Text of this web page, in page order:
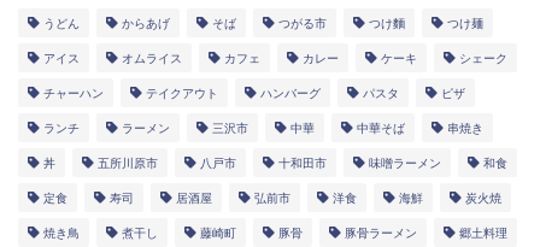
うどん からあげ そば つがる市 つけ麵 つけ麺
アイス オムライス カフェ カレー ケーキ シェーク
チャーハン テイクアウト ハンバーグ パスタ ピザ
ランチ ラーメン 三沢市 中華 中華そば 串焼き
丼 五所川原市 八戸市 十和田市 味噌ラーメン 和食
定食 寿司 居酒屋 弘前市 洋食 海鮮 炭火焼
焼き鳥 煮干し 藤崎町 豚骨 豚骨ラーメン 郷土料理